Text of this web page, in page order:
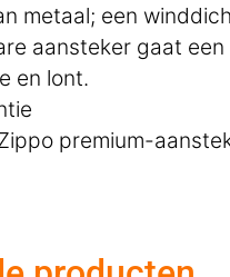
metaal; een
aansteker gaat
en lont.
premium-